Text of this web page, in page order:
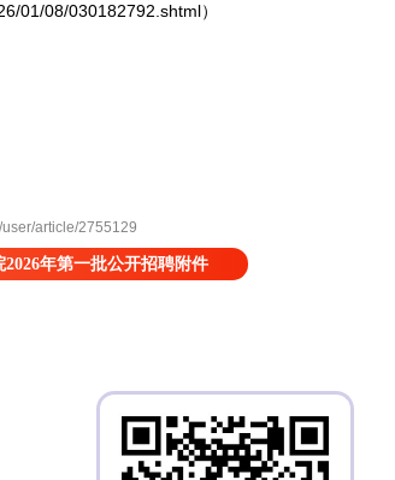
01/08/030182792.shtml）
article/2755129
年第一批公开招聘附件